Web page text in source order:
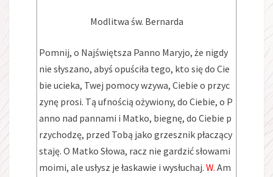
Modlitwa św. Bernarda
Pomnij, o Najświętsza Panno Maryjo, że nigdy
nie słyszano, abyś opuściła tego, kto się do Cie
bie ucieka, Twej pomocy wzywa, Ciebie o przyc
zynę prosi. Tą ufnością ożywiony, do Ciebie, o P
anno nad pannami i Matko, biegnę, do Ciebie p
rzychodzę, przed Tobą jako grzesznik płaczący
staję. O Matko Słowa, racz nie gardzić słowami
moimi, ale usłysz je łaskawie i wysłuchaj.W. Am